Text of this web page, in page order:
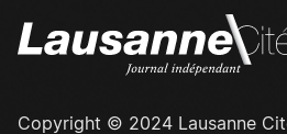
Copyright © 2024 Lausanne